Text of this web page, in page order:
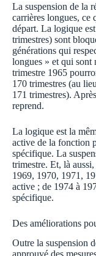
La suspension de la
carrières longues, ce
départ. La logique
trimestres) sont
générations qui
longues » et qui sont
trimestre 1965
170 trimestres (au
171 trimestres).
reprend.
La logique est la
active de la fonction
spécifique. La
trimestre. Et, là
1969, 1970, 1971,
active ; de 1974 à
spécifique.
Des améliorations
Outre la suspension